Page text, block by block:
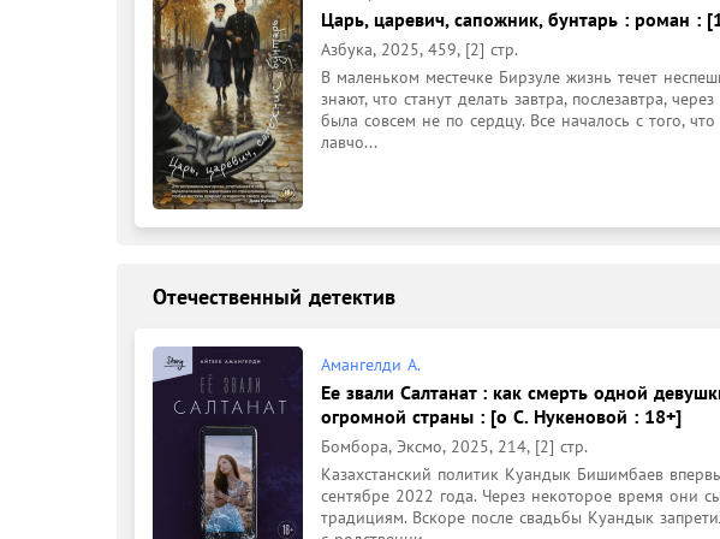
Царь, царевич, сапожник, бунтарь : роман :
Азбука, 2025, 459, [2] стр.
В маленьком местечке Бирзуле жизнь течет
знают, что станут делать завтра, послезавтра,
была совсем не по сердцу. Все началось с того,
лавчо...
Отечественный детектив
Амангелди А.
Ее звали Салтанат : как смерть одной
огромной страны : [о С. Нукеновой : 18+]
Бомбора, Эксмо, 2025, 214, [2] стр.
Казахстанский политик Куандык Бишимбаев
сентябре 2022 года. Через некоторое время они
традициям. Вскоре после свадьбы Куандык